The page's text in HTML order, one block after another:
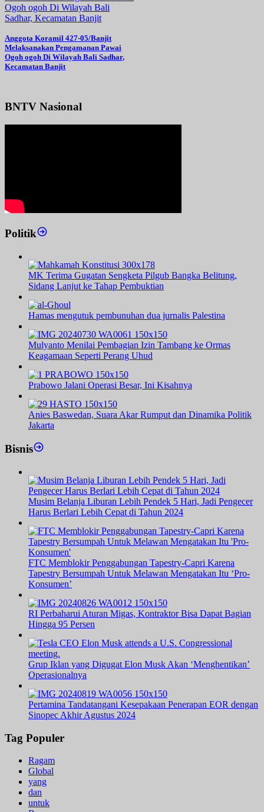
Anggota Koramil 427-05/Banjit
Melaksanakan Pengamanan Pawai
Ogoh ogoh Di Wilayah Bali Sadhar,
Kecamatan Banjit
BNTV Nasional
Politik
MK Terima Gugatan Sengketa Pilgub Bangka Belitung,
Sidang Lanjut ke Tahap Pembuktian
Hamas mengutuk pembunuhan dua jurnalis Palestina
Mulyanto Menilai Pembagian Izin Tambang ke Ormas
Keagamaan Seperti Perang Uhud
Prabowo Jalani Operasi Besar, Ini Kisahnya
Anies Baswedan, Suara Akar Rumput dan Dinamika Politik
Jakarta
Bisnis
Musim Belanja Liburan Lebih Pendek 5 Hari, Jadi Pengecer
Harus Berlari Lebih Cepat di Tahun 2024
FTC Memblokir Penggabungan Tapestry-Capri Karena
Tapestry Bersumpah Untuk Melawan Mengatakan Itu ‘Pro-
Konsumen’
RI Perbaharui Aturan Migas, Kontraktor Bisa Dapat Bagian
Hingga 95 Persen
Grup Iklan yang Digugat Elon Musk Akan ‘Menghentikan’
Operasionalnya
Pertamina Tandatangani Kesepakaan Penerapan EOR dengan
Sinopec Akhir Agustus 2024
Tag Populer
Ragam
Global
yang
dan
untuk